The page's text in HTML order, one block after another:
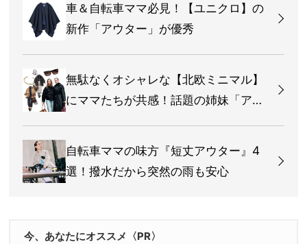
車＆自転車ママ必見！【ユニクロ】の
新作「アウター」が優秀
無駄なくオシャレな【北欧ミニマル】
にママたちが共感！話題の姉妹「アマ
自転車ママの味方『短丈アウター』4
選！撥水だから突然の雨も安心
今、あなたにオススメ〈PR〉